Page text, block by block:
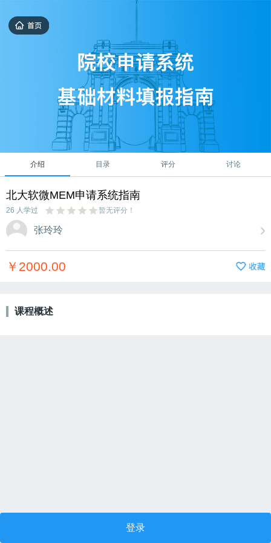
介绍 目录 评分 讨论
北大软微MEM申请系统指南
26 人学过 暂无评分！
张玲玲
￥2000.00
课程概述
登录